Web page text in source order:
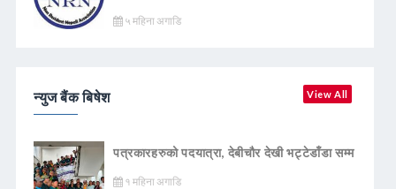
५ महिना अगाडि
न्युज बैंक बिषेश View All
पत्रकारहरुको पदयात्रा, देबीचौर देखी भट्टेडाँडा सम्म
१ महिना अगाडि